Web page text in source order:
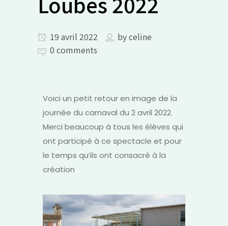
19 avril 2022 byceline
0 comments
Voici un petit retour en image de la
journée du carnaval du 2 avril 2022.
Merci beaucoup à tous les élèves qui
ont participé à ce spectacle et pour
le temps qu’ils ont consacré à la
création